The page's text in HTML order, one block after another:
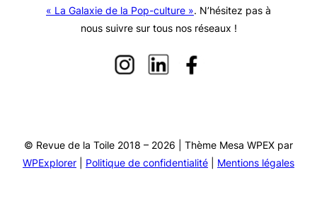
« La Galaxie de la Pop-culture ». N’hésitez pas à
nous suivre sur tous nos réseaux !
© Revue de la Toile 2018 – 2026 | Thème Mesa WPEX par
WPExplorer
Politique de confidentialité Mentions légales